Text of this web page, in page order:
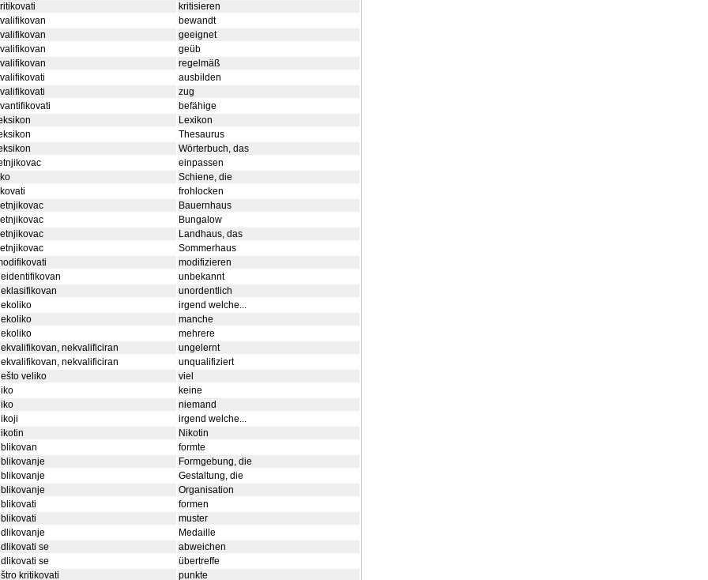
kritisieren
bewandt
geeignet
geüb
regelmäß
ausbilden
zug
befähige
Lexikon
Thesaurus
Wörterbuch, das
einpassen
Schiene, die
frohlocken
Bauernhaus
Bungalow
Landhaus, das
Sommerhaus
modifizieren
unbekannt
unordentlich
irgend welche...
manche
mehrere
nekvalificiran
ungelernt
nekvalificiran
unqualifiziert
veliko
viel
keine
niemand
irgend welche...
Nikotin
formte
Formgebung, die
Gestaltung, die
Organisation
formen
muster
Medaille
se
abweichen
se
übertreffe
kritikovati
punkte